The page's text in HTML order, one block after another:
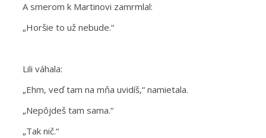
A smerom k Martinovi zamrmlal:
„Horšie to už nebude.“
Lili váhala:
„Ehm, veď tam na mňa uvidíš,“ namietala.
„Nepôjdeš tam sama.“
„Tak nič.“